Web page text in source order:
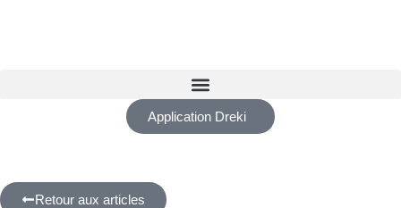
Application Dreki
Retour aux articles